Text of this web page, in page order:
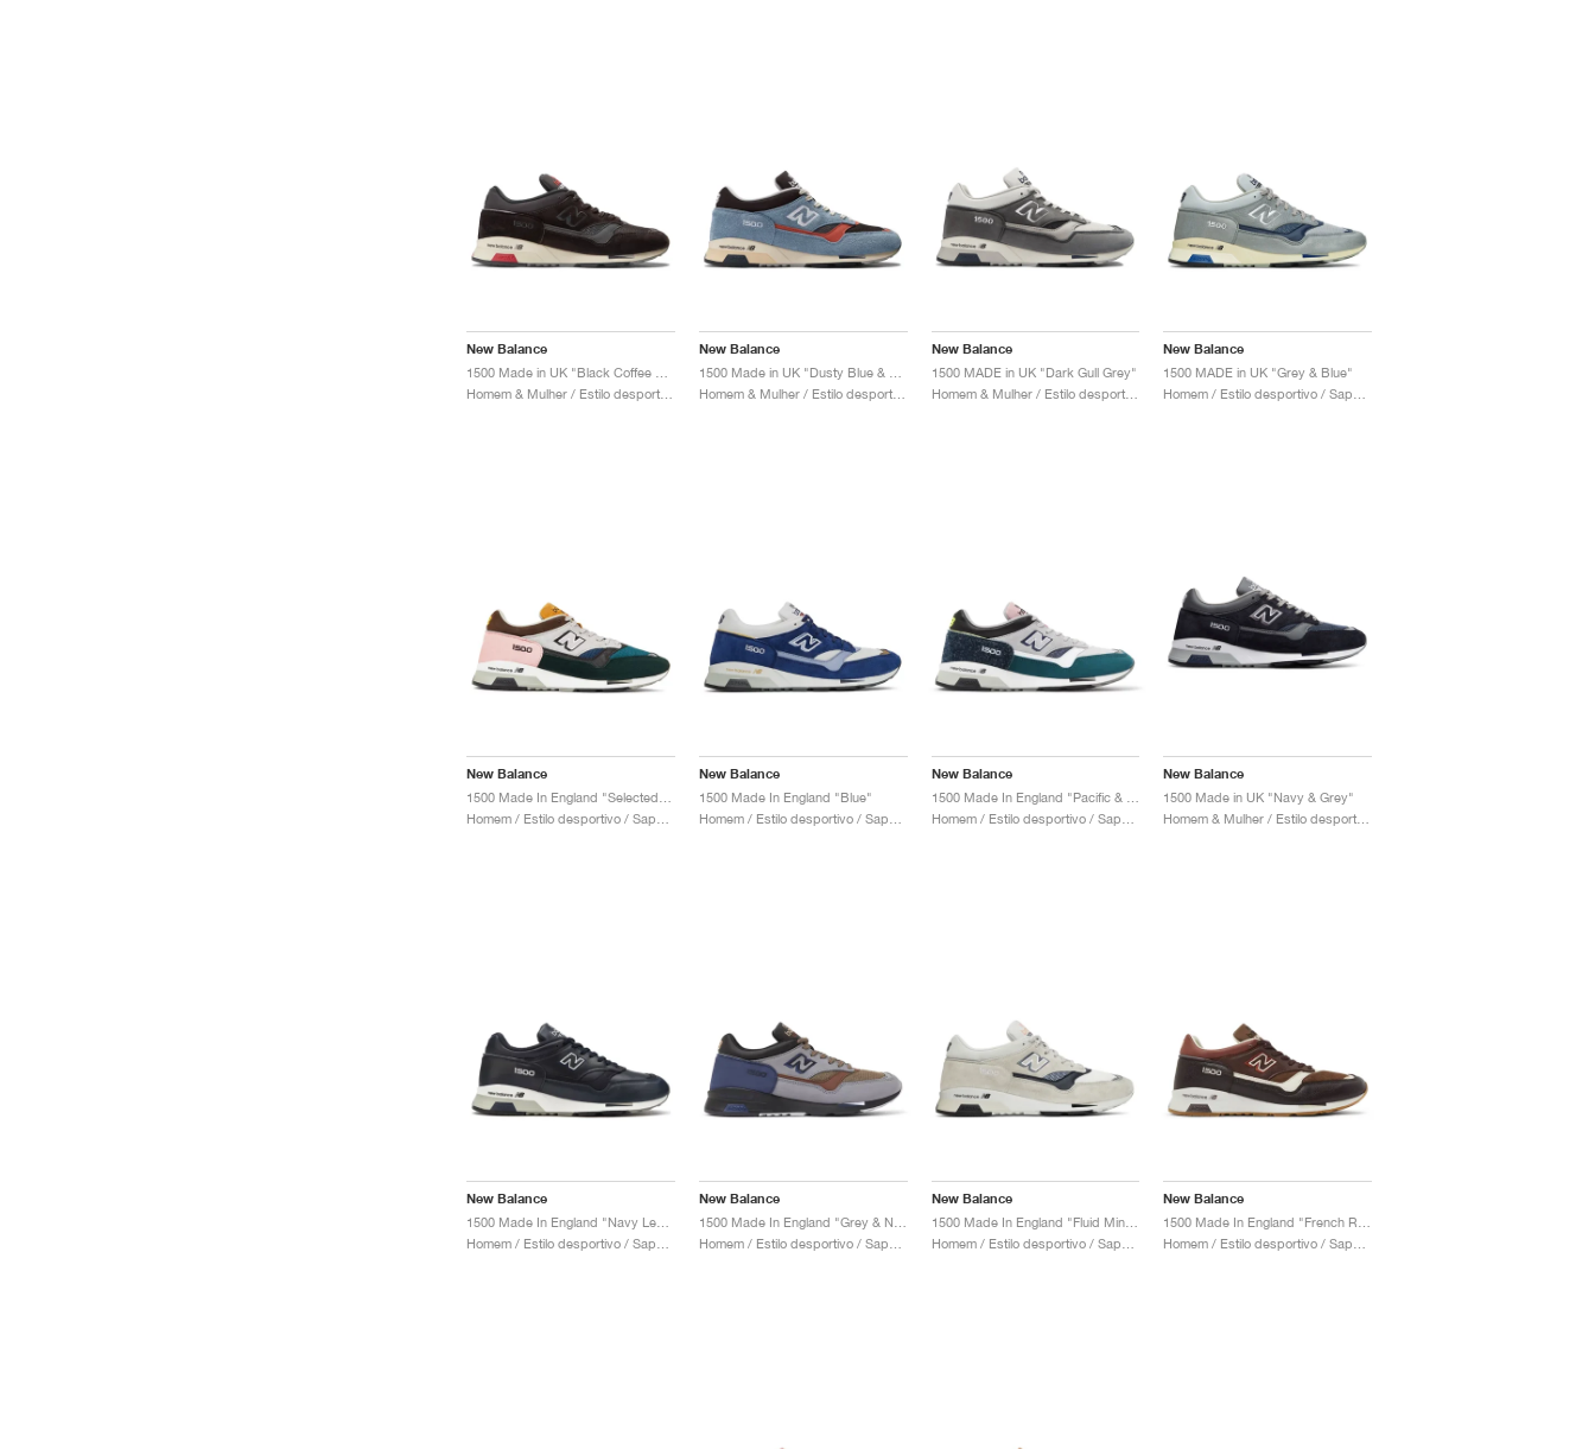
New Balance New Balance
Homem & Mulher / Estilo desportivo / Sapatos
New Balance
1500 MADE in UK "Dark Gull Grey"
Homem & Mulher / Estilo desportivo / Sapatos
New Balance
1500 MADE in UK "Grey & Blue"
New Balance New Balance
1500 Made In England "Blue"
New Balance New Balance
1500 Made in UK "Navy & Grey"
New Balance New Balance New Balance
1500 Made In England "Fluid Minimalist Pack"
New Balance